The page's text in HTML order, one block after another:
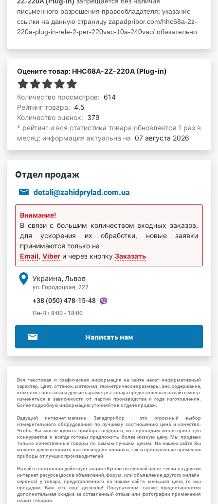
письменного разрешения правообладателя; указание
ссылки на данную страницу zapadpribor.com/hhc68a-2z-
220a-plug-in-rele-2-per-220vac-10a-240vac/ обязательно.
Оцените товар: HHC68A-2Z-220A (Plug-in)
Количество просмотров: 614
Рейтинг товара: 4.5
Количество оценок: 379
* рейтинг и вся статистика товара обновляется 1 раз в
месяц; информация актуальна на 07 августа 2026
Отдел продаж
detali@zahidprylad.com.ua
Внимание!
В связи с большим количеством входных заказов,
для ускорения их обработки, новые заявки
принимаются только на
Email, Viber и через кнопку Заказать
Украина, Львов
ул. Городоцкая, 222
+38 (050) 478-15-48
Пн-Пт 8:00 - 18:00
Написать нам
Вся текстовая и графическая информация на сайте несет информативный
характер. Цвет, оттенок, материал, геометрические размеры, вес, содержание,
комплект поставки и другие параметры товара представленого на сайте могут
изменяться в зависимости от партии производства и года изготовления.
Более подробную информацию уточняйте в отделе продаж.
Ведущий интернет-магазин Западприбор - это огромный выбор
измерительного оборудования по лучшему соотношению цена и качество.
Чтобы Вы могли купить приборы недорого, мы проводим мониторинг цен
конкурентов и всегда готовы предложить более низкую цену. Мы продаем
только качественные товары по самым лучшим ценам. На нашем сайте Вы
можете дешево купить как последние новинки, так и проверенные временем
приборы от лучших производителей.
На сайте постоянно действует акция «Куплю по лучшей цене» - если на другом
интернет-ресурсе (доска объявлений, форум, или объявление другого онлайн-
сервиса) у товара, представленного на нашем сайте, меньшая цена, то мы
продадим Вам его еще дешевле! Покупателям также предоставляется
дополнительная скидка за оставленный отзыв или фотографии применения
наших товаров.